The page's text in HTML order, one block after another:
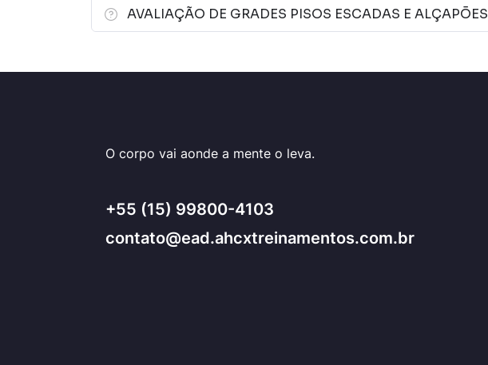
AVALIAÇÃO DE GRADES PISOS ESCADAS E ALÇAPÕES
O corpo vai aonde a mente o leva.
+55 (15) 99800-4103
contato@ead.ahcxtreinamentos.com.br